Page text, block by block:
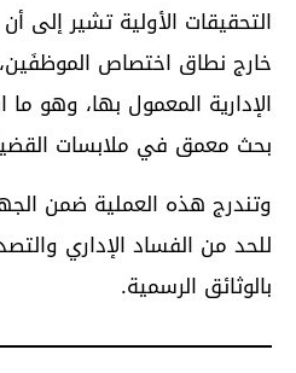
التحقيقات الأولية تشير إلى
خارج نطاق اختصاص
الإدارية المعمول بها، وهو
بحث معمق في ملابسات
وتندرج هذه العملية ضمن
للحد من الفساد الإداري
بالوثائق الرسمية.